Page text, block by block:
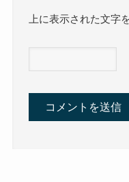
上に表示された文字